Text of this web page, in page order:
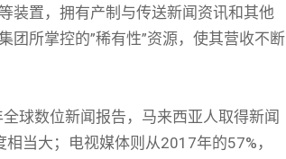
装置，拥有产制与传送新闻资讯和其他
团所掌控的”稀有性”资源，使其营收不断
球数位新闻报告，马来西亚人取得新闻
当大；电视媒体则从2017年的57%，